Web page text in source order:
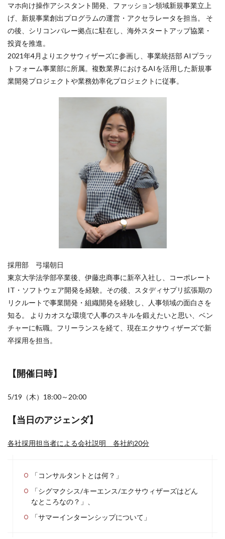
マホ向け操作アシスタント開発、ファッション領域新規事業立上
げ、新規事業創出プログラムの運営・アクセラレータを担当。 そ
の後、シリコンバレー拠点に駐在し、海外スタートアップ協業・
投資を推進。​
2021年4月よりエクサウィザーズに参画し、事業統括部 AIプラッ
トフォーム事業部に所属。複数業界におけるAIを活用した新規事
業開発プロジェクトや業務効率化プロジェクトに従事。​
採用部 弓場朝日
東京大学法学部卒業後、伊藤忠商事に新卒入社し、コーポレート
IT・ソフトウェア開発を経験。その後、スタディサプリ拡張期の
リクルートで事業開発・組織開発を経験し、人事領域の面白さを
知る。 よりカオスな環境で人事のスキルを鍛えたいと思い、ベン
チャーに転職。フリーランスを経て、現在エクサウィザーズで新
卒採用を担当。
【開催日時】
5/19（木）18:00～20:00
【当日のアジェンダ】
各社採用担当者による会社説明 各社約20分
「コンサルタントとは何？」
「シグマクシス/キーエンス/エクサウィザーズはどん
なところなの？」、
「サマーインターンシップについて」